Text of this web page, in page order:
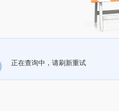
正在查询中，请刷新重试